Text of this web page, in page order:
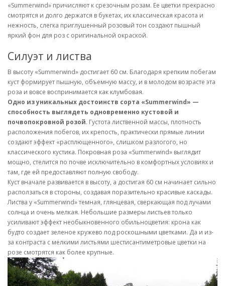
«Summerwind» причисляют к срезочным розам. Ее цветки прекрасно
смотрятся и долго держатся в букетах, их классическая красота и
нежность, слегка приглушенный розовый тон создают пышный
яркий фон для роз с оригинальной окраской.
Силуэт и листва
В высоту «Summerwind» достигает 60 см. Благодаря крепким побегам
куст формирует пышную, объемную массу, и в молодом возрасте эта
роза и вовсе воспринимается как клумбовая.
Одно из уникальных достоинств сорта «Summerwind» —
способность выглядеть одновременно кустовой и
почвопокровной розой. Густота лиственной массы, плотность
расположения побегов, их крепость, практически прямые линии
создают эффект «расплющенного», слишком разлогого, но
классического кустика. Покровная роза «Summerwind» выглядит
мощно, стелится по почве исключительно в комфортных условиях и
там, где ей предоставляют полную свободу.
Куст вначале развивается в высоту, а достигая 60 см начинает сильно
расползаться в стороны, создавая поразительно красивые каскады.
Листва у «Summerwind» темная, глянцевая, сверкающая под лучами
солнца и очень мелкая. Небольшие размеры листьев только
усиливают эффект необыкновенного обильноцветия: крона как
будто создает зеленое кружево под роскошными цветками. Да и из-
за контраста с мелкими листьями шестисантиметровые цветки на
розе смотрятся как более крупные.